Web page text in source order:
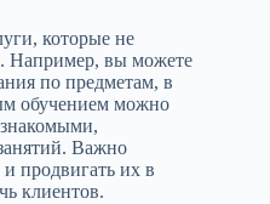
которые не
Например, вы можете
по предметам, в
обучением можно
Важно
продвигать их в
клиентов.